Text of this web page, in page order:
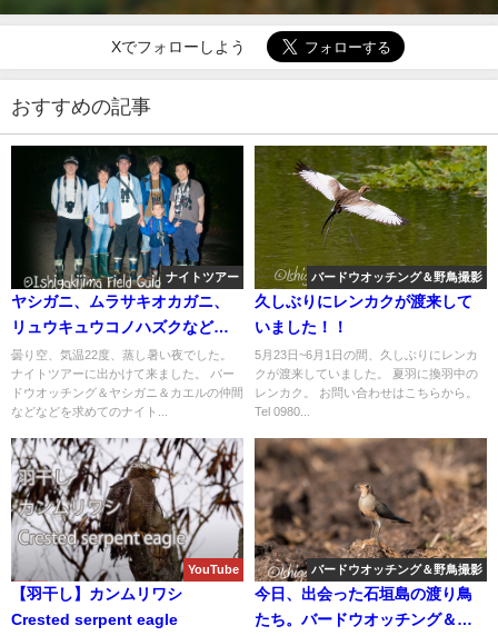
Xでフォローしよう
おすすめの記事
ナイトツアー
ヤシガニ、ムラサキオカガニ、
リュウキュウコノハズクなどな
ど自然観察＆野鳥観察のナイト
ツアー！！
曇り空、気温22度、蒸し暑い夜でした。
ナイトツアーに出かけて来ました。 バー
ドウオッチング＆ヤシガニ＆カエルの仲間
などなどを求めてのナイト...
バードウオッチング＆野鳥撮影
久しぶりにレンカクが渡来して
いました！！
5月23日~6月1日の間、久しぶりにレンカ
クが渡来していました。 夏羽に換羽中の
レンカク。 お問い合わせはこちらから。
Tel 0980...
YouTube
【羽干し】カンムリワシ
Crested serpent eagle
バードウオッチング＆野鳥撮影
今日、出会った石垣島の渡り鳥
たち。バードウオッチング＆野